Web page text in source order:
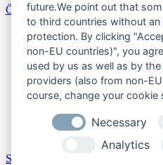
Österreich
Burgenland
Kärnten
Niederösterreich
Oberösterreich
Salzburger Land
Steiermark
Vorarlberg
Schweiz
future.We point out that
to third countries without an
protection. By clicking
non-EU countries)", you
used by us as well as by
providers (also from non-
course, change your cookie
Necessary
Analytics